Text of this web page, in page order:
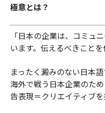
極意とは？
「日本の企業は、コミュ
います。伝えるべきこと
まったく澱みのない日本
海外で戦う日本企業のた
告表現＝クリエイティブを